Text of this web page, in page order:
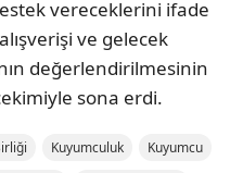
vereceklerini ifade
ve gelecek
değerlendirilmesinin
sona erdi.
Kuyumculuk
Kuyumcu